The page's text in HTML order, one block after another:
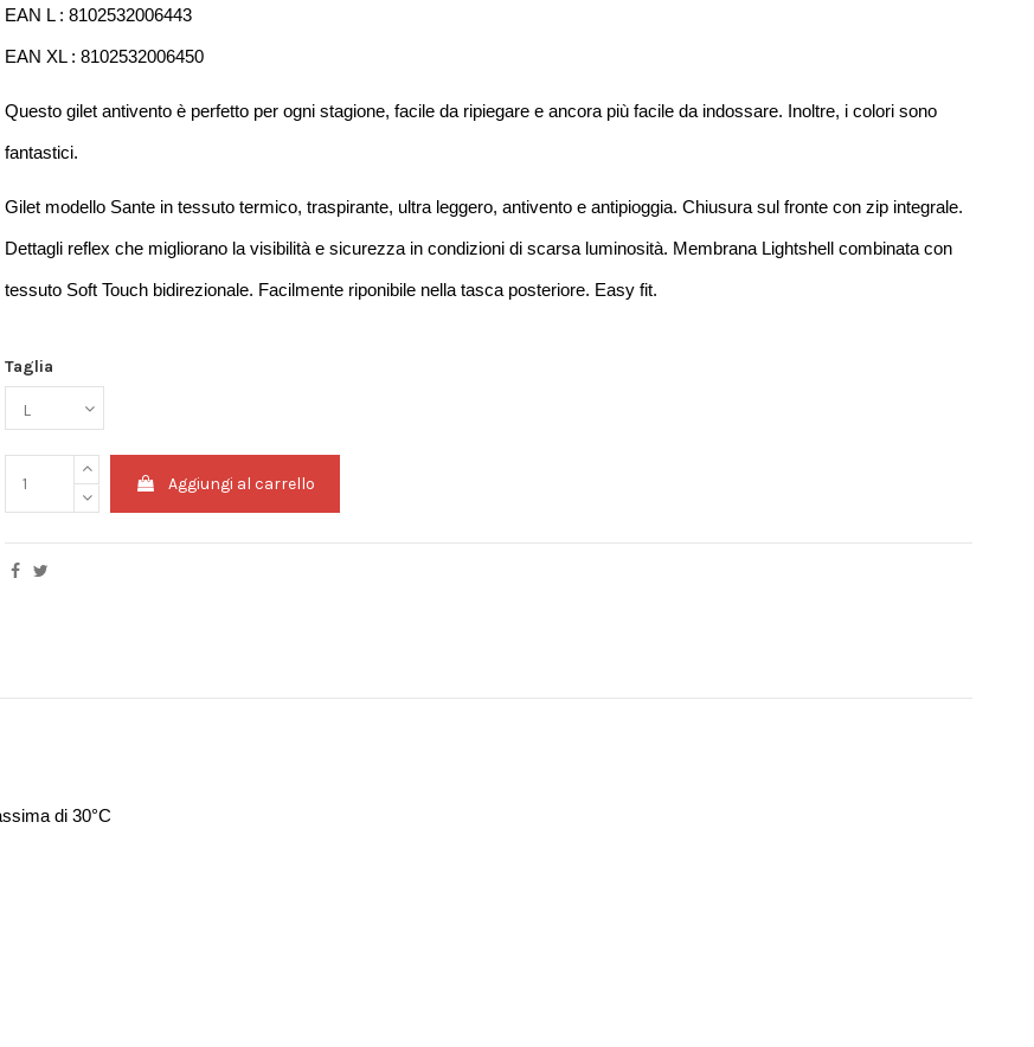
EAN L : 8102532006443
EAN XL : 8102532006450
Questo gilet antivento è perfetto per ogni stagione, facile da ripiegare e ancora più facile da indossare. Inoltre, i colori sono
fantastici.
Gilet modello Sante in tessuto termico, traspirante, ultra leggero, antivento e antipioggia. Chiusura sul fronte con zip integrale.
Dettagli reflex che migliorano la visibilità e sicurezza in condizioni di scarsa luminosità. Membrana Lightshell combinata con
tessuto Soft Touch bidirezionale. Facilmente riponibile nella tasca posteriore. Easy fit.
Taglia
Aggiungi al carrello
di 30°C